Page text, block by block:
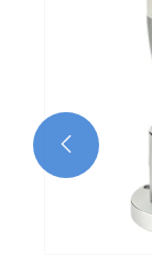
